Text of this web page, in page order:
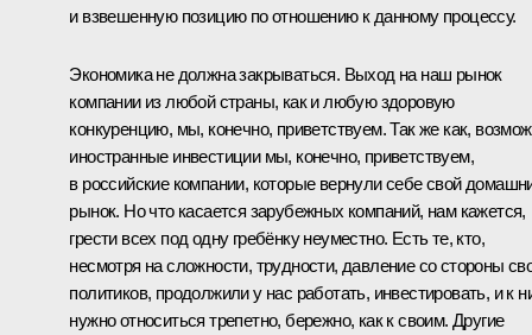
и взвешенную позицию по отношению к данному процессу.
Экономика не должна закрываться. Выход на наш рынок
компании из любой страны, как и любую здоровую
конкуренцию, мы, конечно, приветствуем. Так же как,
иностранные инвестиции мы, конечно, приветствуем,
в российские компании, которые вернули себе свой
рынок. Но что касается зарубежных компаний, нам кажется,
грести всех под одну гребёнку неуместно. Есть те, кто,
несмотря на сложности, трудности, давление со стороны
политиков, продолжили у нас работать, инвестировать, и к
нужно относиться трепетно, бережно, как к своим. Другие